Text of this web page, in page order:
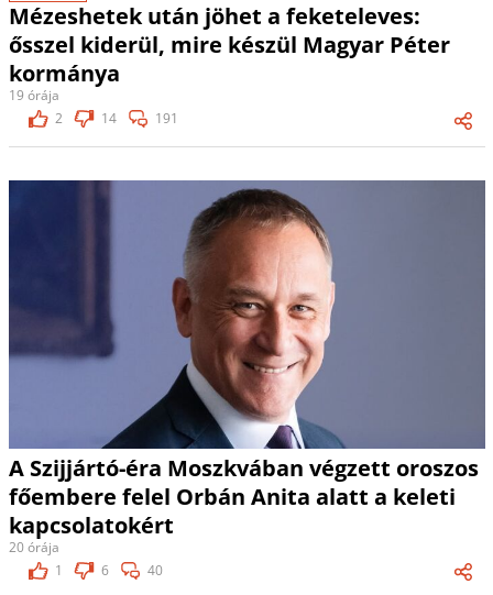
Mézeshetek után jöhet a feketeleves:
ősszel kiderül, mire készül Magyar Péter
kormánya
19 órája
2
14 191
A Szijjártó-éra Moszkvában végzett oroszos
főembere felel Orbán Anita alatt a keleti
kapcsolatokért
20 órája
1
6 40